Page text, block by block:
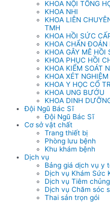
KHOA NỘI TỔNG
KHOA NHI
KHOA LIÊN
TMH
KHOA HỒI SỨC
KHOA CHẨN ĐOÁN
KHOA GÂY MÊ HỒI
KHOA PHỤC HỒI
KHOA KIỂM SOÁT
KHOA XÉT NGHIỆM
KHOA Y HỌC CỔ
KHOA UNG BƯỚU
KHOA DINH
Đội Ngũ Bác Sĩ
Đội Ngũ Bác Sĩ
Cơ sở vật chất
Trang thiết bị
Phòng lưu bệnh
Khu khám bệnh
Dịch vụ
Bảng giá dịch vụ y
Dịch vụ Khám Sức
Dịch vụ Tiêm chủng
Dịch vụ Chăm sóc
Thai sản trọn gói